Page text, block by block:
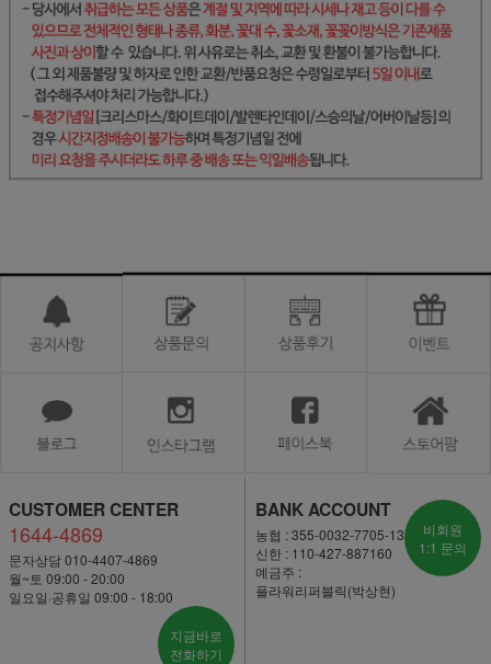
CUSTOMER CENTER
1644-4869
문자상담 010-4407-4869
월~토 09:00 - 20:00
일요일·공휴일 09:00 - 18:00
지금바로
전화하기
BANK ACCOUNT
농협 : 355-0032-7705-13
신한 : 110-427-887160
예금주 :
플라워리퍼블릭(박상현)
비회원
1:1 문의